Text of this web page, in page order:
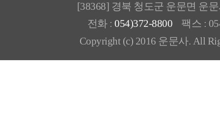
[38368] 경북 청도군 운문면 운
전화 : 054)372-8800 팩스 :
Copyright (c) 2016 운문사. All